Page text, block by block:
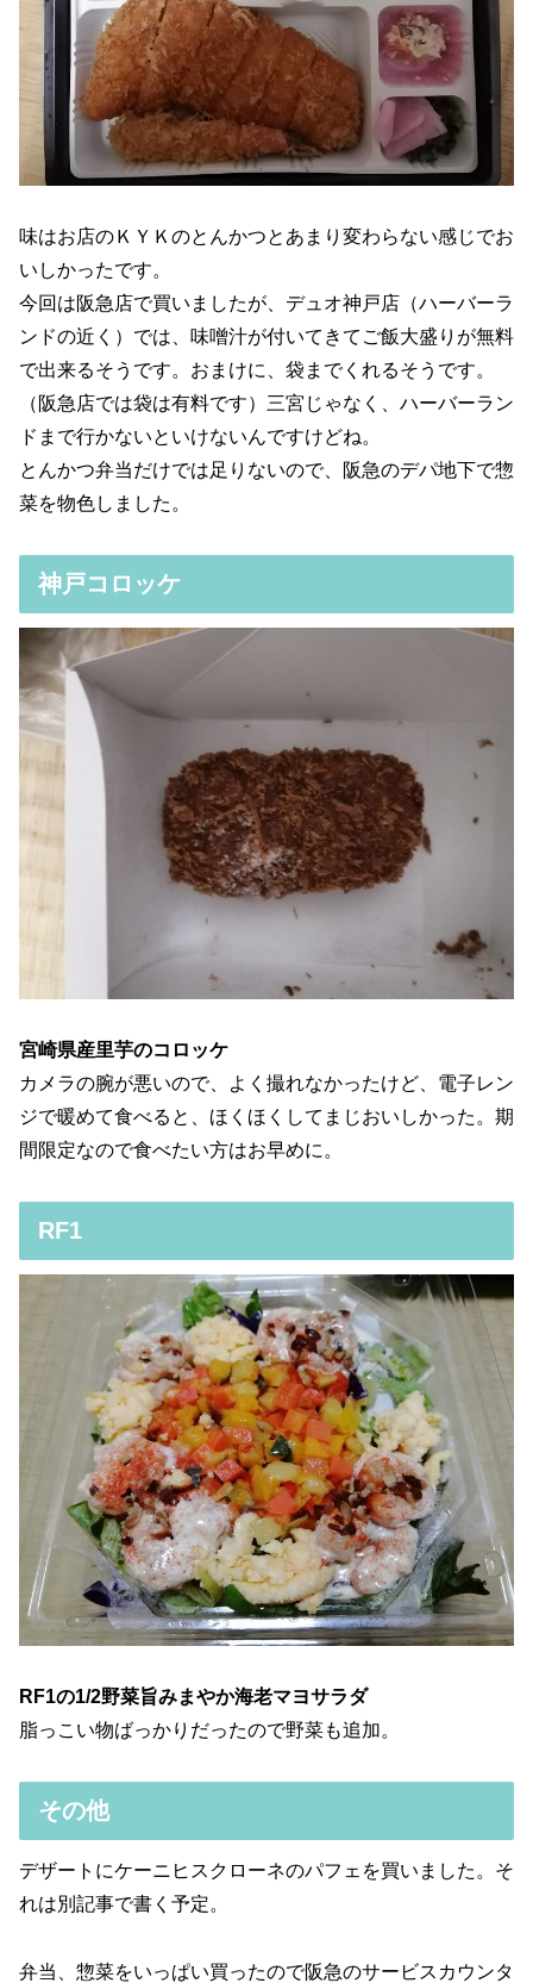
味はお店のＫＹＫのとんかつとあまり変わらない感じでお
いしかったです。
今回は阪急店で買いましたが、デュオ神戸店（ハーバーラ
ンドの近く）では、味噌汁が付いてきてご飯大盛りが無料
で出来るそうです。おまけに、袋までくれるそうです。
（阪急店では袋は有料です）三宮じゃなく、ハーバーラン
ドまで行かないといけないんですけどね。
とんかつ弁当だけでは足りないので、阪急のデパ地下で惣
菜を物色しました。
神戸コロッケ
宮崎県産里芋のコロッケ
カメラの腕が悪いので、よく撮れなかったけど、電子レン
ジで暖めて食べると、ほくほくしてまじおいしかった。期
間限定なので食べたい方はお早めに。
RF1
RF1の1/2野菜旨みまやか海老マヨサラダ
脂っこい物ばっかりだったので野菜も追加。
その他
デザートにケーニヒスクローネのパフェを買いました。そ
れは別記事で書く予定。
弁当、惣菜をいっぱい買ったので阪急のサービスカウンタ